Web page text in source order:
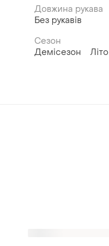
Довжина рукава
Без рукавів
Сезон
Демісезон
Літо